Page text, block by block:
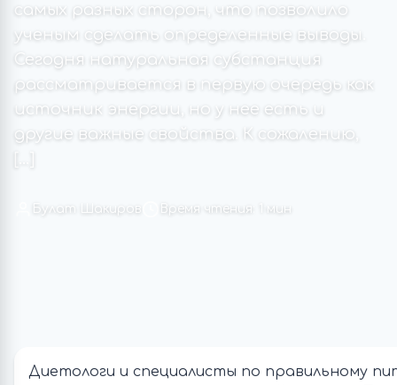
самых разных сторон, что позволило
ученым сделать определенные выводы.
Сегодня натуральная субстанция
рассматривается в первую очередь как
источник энергии, но у нее есть и
другие важные свойства. К сожалению,
Булат Шакиров Время чтения: 1 мин
Диетологи и специалисты по правильному